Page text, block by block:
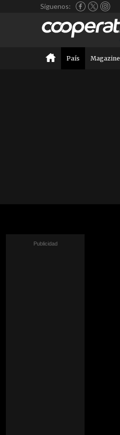
Síguenos:
País Magazine